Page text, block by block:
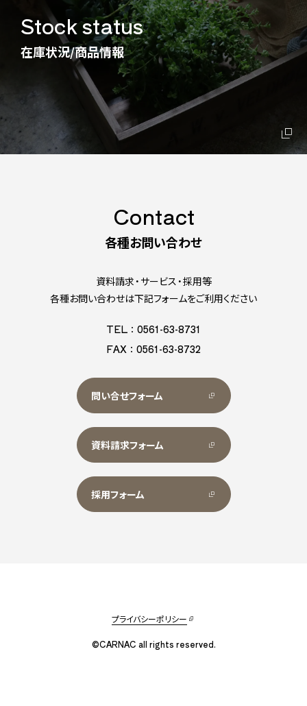
Stock status
在庫状況/商品情報
Contact
各種お問い合わせ
資料請求・サービス・採用等
各種お問い合わせは下記フォームをご利用ください
TEL：0561-63-8731
FAX：0561-63-8732
問い合せフォーム
資料請求フォーム
採用フォーム
プライバシーポリシー
©CARNAC all rights reserved.